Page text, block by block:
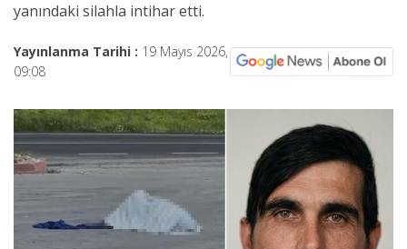
yanındaki silahla intihar etti.
Yayınlanma Tarihi : 19 Mayıs 2026,
09:08